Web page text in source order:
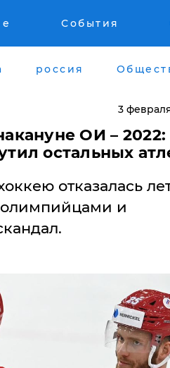
События
россия
3
ОИ – 2022:
остальных
отказалась
и